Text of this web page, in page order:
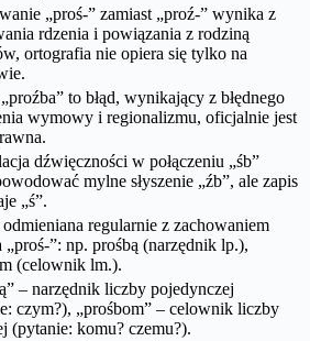
„proś-” zamiast „proź-” wynika z
rdzenia i powiązania z rodziną
ortografia nie opiera się tylko na
to błąd, wynikający z błędnego
wymowy i regionalizmu, oficjalnie jest
dźwięczności w połączeniu „śb”
mylne słyszenie „źb”, ale zapis
„ś”.
odmieniana regularnie z zachowaniem
„proś-”: np. prośbą (narzędnik lp.),
(celownik lm.).
– narzędnik liczby pojedynczej
czym?), „prośbom” – celownik liczby
(pytanie: komu? czemu?).